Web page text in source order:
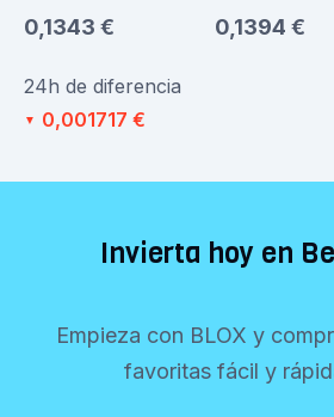
0,1343 € 0,1394 €
24h de diferencia
▼ 0,001717 €
Invierta hoy en
Empieza con BLOX y
favoritas fácil y